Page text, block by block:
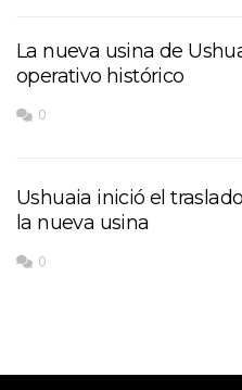
La nueva usina de
operativo histórico
0
Ushuaia inició el
la nueva usina
0